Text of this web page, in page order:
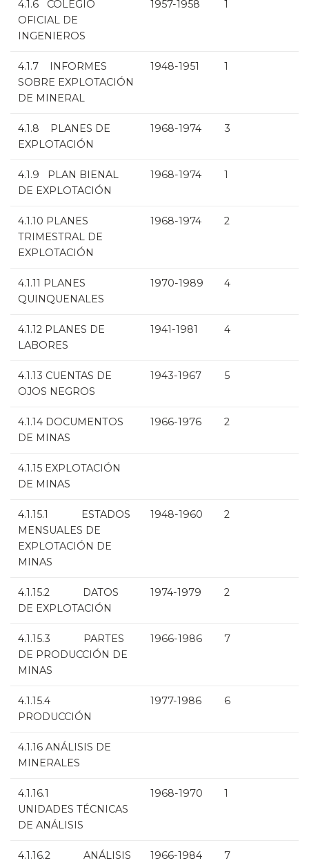
4.1.6 COLEGIO
OFICIAL DE
INGENIEROS
1957-1958 1
4.1.7 INFORMES
SOBRE EXPLOTACIÓN
DE MINERAL
1948-1951 1
4.1.8 PLANES DE
EXPLOTACIÓN
1968-1974 3
4.1.9 PLAN BIENAL
DE EXPLOTACIÓN
1968-1974 1
4.1.10 PLANES
TRIMESTRAL DE
EXPLOTACIÓN
1968-1974 2
4.1.11 PLANES
QUINQUENALES
1970-1989 4
4.1.12 PLANES DE
LABORES
1941-1981 4
4.1.13 CUENTAS DE
OJOS NEGROS
1943-1967 5
4.1.14 DOCUMENTOS
DE MINAS
1966-1976 2
4.1.15 EXPLOTACIÓN
DE MINAS
4.1.15.1 ESTADOS
MENSUALES DE
EXPLOTACIÓN DE
MINAS
1948-1960 2
4.1.15.2 DATOS
DE EXPLOTACIÓN
1974-1979 2
4.1.15.3 PARTES
DE PRODUCCIÓN DE
MINAS
1966-1986 7
4.1.15.4
PRODUCCIÓN
1977-1986 6
4.1.16 ANÁLISIS DE
MINERALES
4.1.16.1
UNIDADES TÉCNICAS
DE ANÁLISIS
1968-1970 1
4.1.16.2 ANÁLISIS
1966-1984 7